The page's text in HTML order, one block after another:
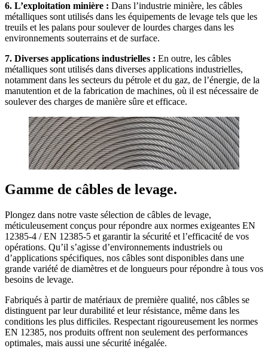
6. L’exploitation minière : Dans l’industrie minière, les câbles
métalliques sont utilisés dans les équipements de levage tels que les
treuils et les palans pour soulever de lourdes charges dans les
environnements souterrains et de surface.
7. Diverses applications industrielles : En outre, les câbles
métalliques sont utilisés dans diverses applications industrielles,
notamment dans les secteurs du pétrole et du gaz, de l’énergie, de la
manutention et de la fabrication de machines, où il est nécessaire de
soulever des charges de manière sûre et efficace.
Gamme de câbles de levage.
Plongez dans notre vaste sélection de câbles de levage,
méticuleusement conçus pour répondre aux normes exigeantes EN
12385-4 / EN 12385-5 et garantir la sécurité et l’efficacité de vos
opérations. Qu’il s’agisse d’environnements industriels ou
d’applications spécifiques, nos câbles sont disponibles dans une
grande variété de diamètres et de longueurs pour répondre à tous vos
besoins de levage.
Fabriqués à partir de matériaux de première qualité, nos câbles se
distinguent par leur durabilité et leur résistance, même dans les
conditions les plus difficiles. Respectant rigoureusement les normes
EN 12385, nos produits offrent non seulement des performances
optimales, mais aussi une sécurité inégalée.